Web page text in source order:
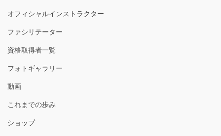
オフィシャルインストラクター
ファシリテーター
資格取得者一覧
フォトギャラリー
動画
これまでの歩み
ショップ